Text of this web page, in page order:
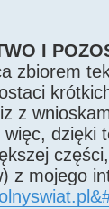
I
zbiorem
z
dzięki
z mojego